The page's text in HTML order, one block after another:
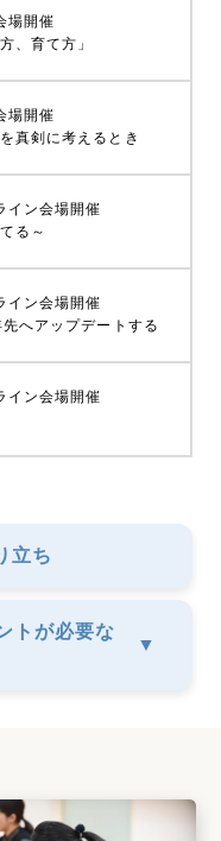
場開催
、育て方」
場開催
真剣に考えるとき
イン会場開催
る～
イン会場開催
へアップデートする
イン会場開催
立ち
トが必要な
▼